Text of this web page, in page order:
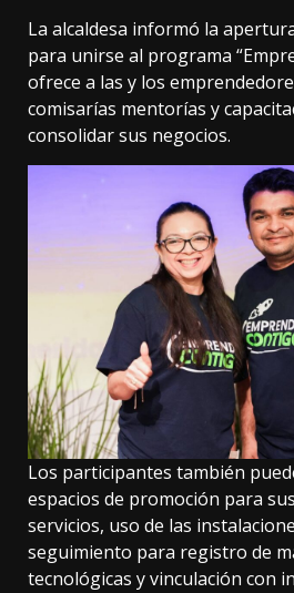
La alcaldesa informó la
para unirse al programa
ofrece a las y los
comisarías mentorías y
consolidar sus negocios.
Los participantes también
espacios de promoción para
servicios, uso de las
seguimiento para registro de
tecnológicas y vinculación con